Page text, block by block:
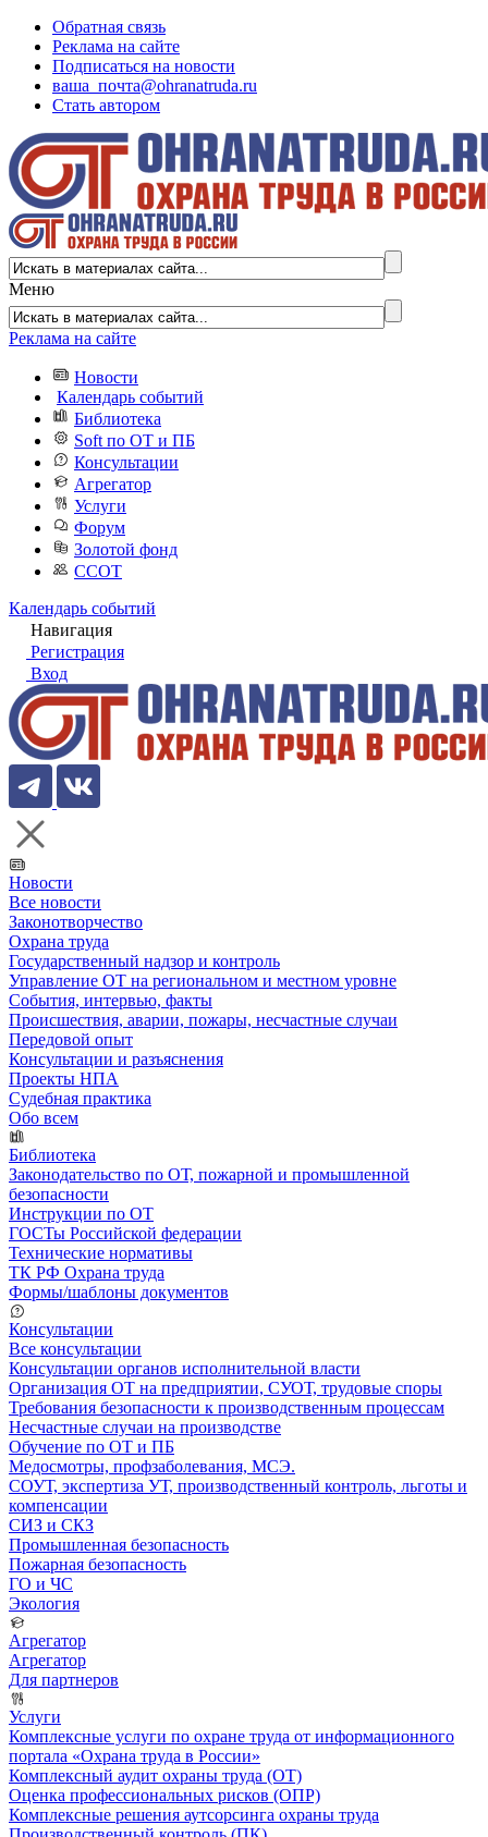
Обратная связь
Реклама на сайте
Подписаться на новости
ваша_почта@ohranatruda.ru
Стать автором
Меню
Реклама на сайте
Новости
Календарь событий
Библиотека
Soft по ОТ и ПБ
Консультации
Агрегатор
Услуги
Форум
Золотой фонд
ССОТ
Календарь событий
Навигация
Регистрация
Вход
Новости
Все новости
Законотворчество
Охрана труда
Государственный надзор и контроль
Управление ОТ на региональном и местном уровне
События, интервью, факты
Происшествия, аварии, пожары, несчастные случаи
Передовой опыт
Консультации и разъяснения
Проекты НПА
Судебная практика
Обо всем
Библиотека
Законодательство по ОТ, пожарной и промышленной
безопасности
Инструкции по ОТ
ГОСТы Российской федерации
Технические нормативы
ТК РФ Охрана труда
Формы/шаблоны документов
Консультации
Все консультации
Консультации органов исполнительной власти
Организация ОТ на предприятии, СУОТ, трудовые споры
Требования безопасности к производственным процессам
Несчастные случаи на производстве
Обучение по ОТ и ПБ
Медосмотры, профзаболевания, МСЭ.
СОУТ, экспертиза УТ, производственный контроль, льготы и
компенсации
СИЗ и СКЗ
Промышленная безопасность
Пожарная безопасность
ГО и ЧС
Экология
Агрегатор
Агрегатор
Для партнеров
Услуги
Комплексные услуги по охране труда от информационного
портала «Охрана труда в России»
Комплексный аудит охраны труда (ОТ)
Оценка профессиональных рисков (ОПР)
Комплексные решения аутсорсинга охраны труда